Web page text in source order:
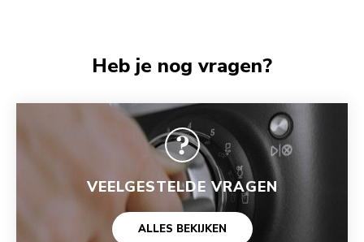
Heb je nog vragen?
VEELGESTELDE VRAGEN
ALLES BEKIJKEN